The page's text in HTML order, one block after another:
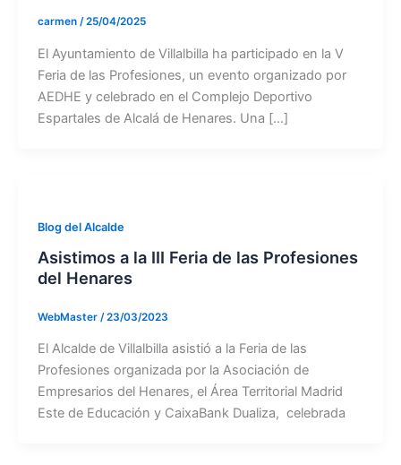
carmen /25/04/2025
El Ayuntamiento de Villalbilla ha participado en la V
Feria de las Profesiones, un evento organizado por
AEDHE y celebrado en el Complejo Deportivo
Espartales de Alcalá de Henares. Una […]
Blog del Alcalde
Asistimos a la III Feria de las Profesiones
del Henares
WebMaster /23/03/2023
El Alcalde de Villalbilla asistió a la Feria de las
Profesiones organizada por la Asociación de
Empresarios del Henares, el Área Territorial Madrid
Este de Educación y CaixaBank Dualiza, celebrada